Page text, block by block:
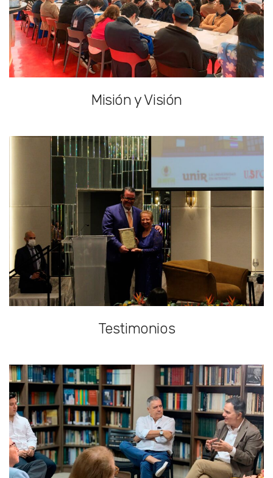
Misión y Visión
Testimonios